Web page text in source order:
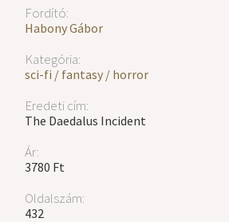
Fordító:
Habony Gábor
Kategória:
sci-fi / fantasy / horror
Eredeti cím:
The Daedalus Incident
Ár:
3780 Ft
Oldalszám:
432